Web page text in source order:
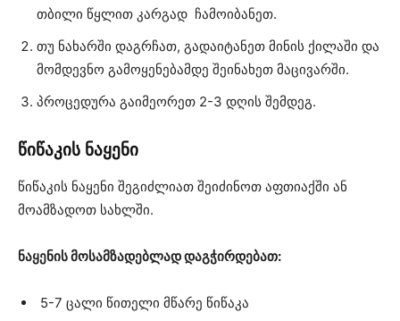
თბილი წყლით კარგად ჩამოიბანეთ.
თუ ნახარში დაგრჩათ, გადაიტანეთ მინის ქილაში და
მომდევნო გამოყენებამდე შეინახეთ მაცივარში.
პროცედურა გაიმეორეთ 2-3 დღის შემდეგ.
წიწაკის ნაყენი
წიწაკის ნაყენი შეგიძლიათ შეიძინოთ აფთიაქში ან
მოამზადოთ სახლში.
ნაყენის მოსამზადებლად დაგჭირდებათ:
5-7 ცალი წითელი მწარე წიწაკა